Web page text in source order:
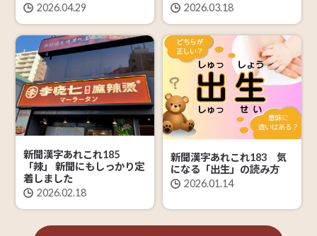
2026.04.29
2026.03.18
新聞漢字あれこれ185
「辣」 新聞にもしっかり定
着しました
2026.02.18
新聞漢字あれこれ183 気
になる「出生」の読み方
2026.01.14